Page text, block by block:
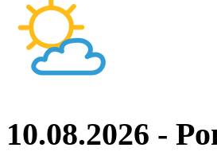
10.08.2026 -